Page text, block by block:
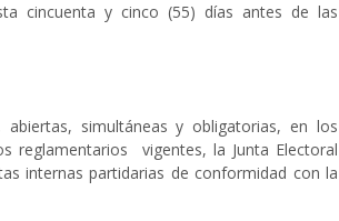
cincuenta y cinco (55) días antes de las
simultáneas y obligatorias, en los
reglamentarios vigentes, la Junta Electoral
internas partidarias de conformidad con la